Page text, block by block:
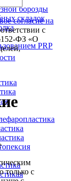
борозды
складок
PRP
согласие на
с
ФЗ «О
только с